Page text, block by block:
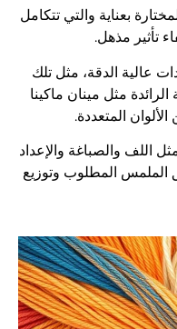
بعناية والتي تتكامل
تأثير مذهل.
عالية الدقة، مثل تلك
مثل مينان ماكينا
المتعددة.
اللف والصباغة والإعداد
الملمس المطلوب وتوزيع